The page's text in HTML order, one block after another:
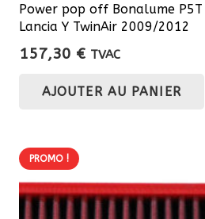
Power pop off Bonalume
Lancia Y TwinAir 2009/2012
157,30 € TVAC
AJOUTER AU PANIER
PROMO !